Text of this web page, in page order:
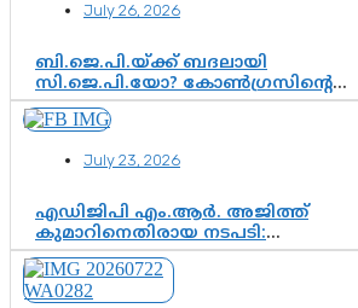
July 26, 2026
ബി.ജെ.പി.യ്ക്ക് ബദലായി
സി.ജെ.പി.യോ? കോൺഗ്രസിന്റെ
രാഷ്ട്രീയ ഇടം കൈവശപ്പെടുത്താൻ
സിജെപി ഉയർന്നുകഴിഞ്ഞോ?
വഴിത്തിരിവ്
July 23, 2026
എഡിജിപി എം.ആർ. അജിത്ത്
കുമാറിനെതിരായ നടപടി:
സസ്പെൻഷനിൽ ഒതുങ്ങുമോ,
അതോ കൂടുതൽ കടുത്ത
നടപടികളിലേക്കോ?